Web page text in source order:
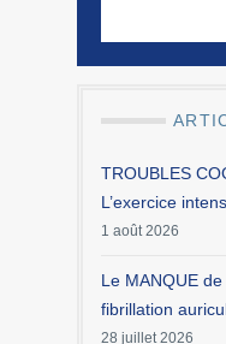
TROUBLES
L’exercice
1 août 2026
Le MANQUE
fibrillation
28 juillet 2026